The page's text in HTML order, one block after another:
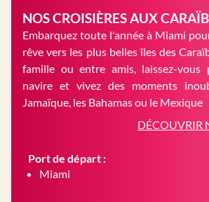
NOS CROISIÈRES AUX
Embarquez toute l'année à Miami
rêve vers les plus belles îles des
famille ou entre amis, laissez-
navire et vivez des moments
Jamaïque, les Bahamas ou le Mexique
DÉCOUVRIR
Port de départ :
Miami